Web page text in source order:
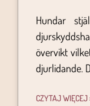
Hundar
övervikt
djurlidande.
CZYTAJ WIĘCEJ